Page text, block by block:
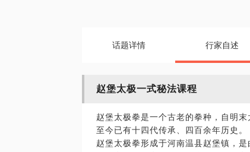
话题详情 行家自述
赵堡太极一式秘法课程
赵堡太极拳是一个古老的拳种，自明
至今已有十四代传承、四百余年历史。
赵堡太极拳形成于河南温县赵堡镇，